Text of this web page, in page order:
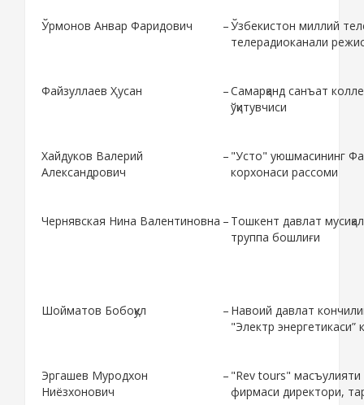
Ўрмонов Анвар Фаридович –Ўзбекистон миллий
телерадиоканали
Файзуллаев Ҳусан –Самарқанд санъат
ўқитувчиси
Хайдуков Валерий
Александрович
– "Усто" уюшмасининг
корхонаси рассоми
Чернявская Нина Валентиновна – Тошкент давлат
труппа бошлиғи
Шойматов Бобоқул – Навоий давлат
"Электр
Эргашев Муродхон
Ниёзхонович
– "Rev tours"
фирмаси директори,